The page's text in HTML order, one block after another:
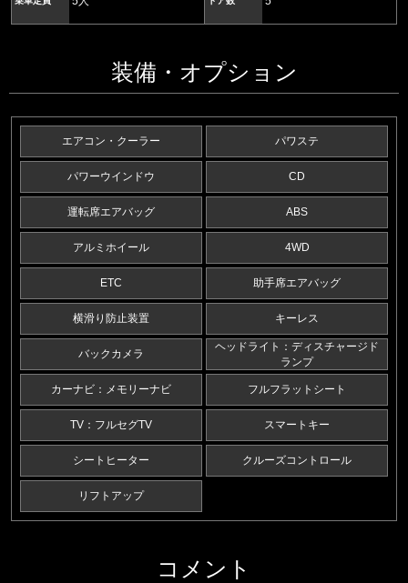
装備・オプション
エアコン・クーラー パワステ
パワーウインドウ CD
運転席エアバッグ ABS
アルミホイール 4WD
ETC 助手席エアバッグ
横滑り防止装置 キーレス
バックカメラ
ヘッドライト：ディスチャージド
ランプ
カーナビ：メモリーナビ フルフラットシート
TV：フルセグTV スマートキー
シートヒーター クルーズコントロール
リフトアップ
コメント